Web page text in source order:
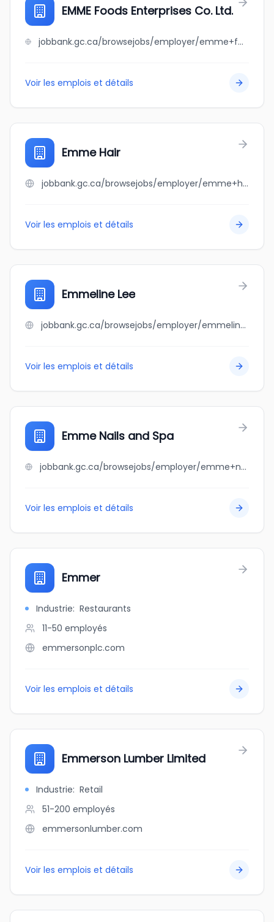
EMME Foods Enterprises Co. Ltd.
jobbank.gc.ca/browsejobs/employer/emme+foods+enterprises+co.+ltd./ca
Voir les emplois et détails
Emme Hair
jobbank.gc.ca/browsejobs/employer/emme+hair/ca
Voir les emplois et détails
Emmeline Lee
jobbank.gc.ca/browsejobs/employer/emmeline+lee/ca
Voir les emplois et détails
Emme Nails and Spa
jobbank.gc.ca/browsejobs/employer/emme+nails+and+spa/ca
Voir les emplois et détails
Emmer
Industrie: Restaurants
11-50 employés
emmersonplc.com
Voir les emplois et détails
Emmerson Lumber Limited
Industrie: Retail
51-200 employés
emmersonlumber.com
Voir les emplois et détails